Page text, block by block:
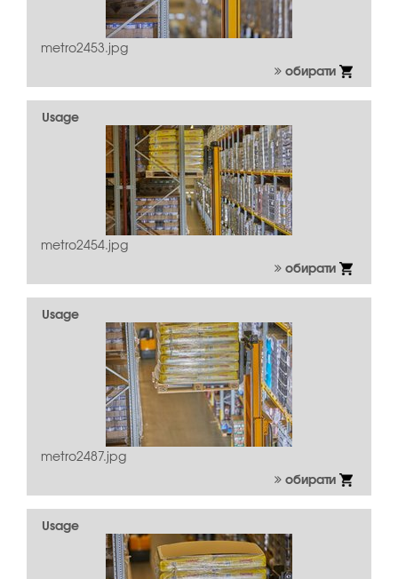
metro2453.jpg
обирати
Usage
metro2454.jpg
обирати
Usage
metro2487.jpg
обирати
Usage